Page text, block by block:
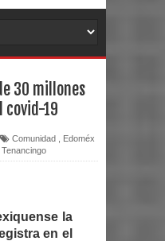
30 millones
covid-19
Comunidad
Edoméx
Tenancingo
la
en el